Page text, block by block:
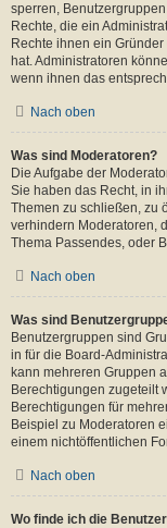
sperren,
Rechte, die ein
Rechte ihnen ein
hat. Administratoren
wenn ihnen das
Nach oben
Was sind Moderatoren?
Die Aufgabe der
Sie haben das Recht, in
Themen zu schließen, zu
verhindern Moderatoren,
Thema Passendes, oder
Nach oben
Was sind
Benutzergruppen sind
in für die Board-
kann mehreren Gruppen
Berechtigungen zugeteilt
Berechtigungen für
Beispiel zu Moderatoren
einem nichtöffentlichen
Nach oben
Wo finde ich die